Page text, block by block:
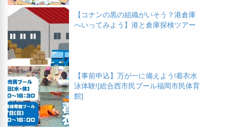
【コナンの黒の組織がいそう？港倉庫
へいってみよう】港と倉庫探検ツアー
【事前申込】万が一に備えよう!着衣水
泳体験![総合西市民プール福岡市民体育
館]